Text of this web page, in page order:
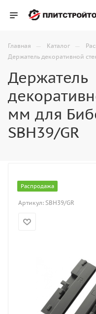
Главная — Каталог —
Держатель декоративной
Держатель
мм для
SBH39/GR
Распродажа
Артикул: SBH39/GR